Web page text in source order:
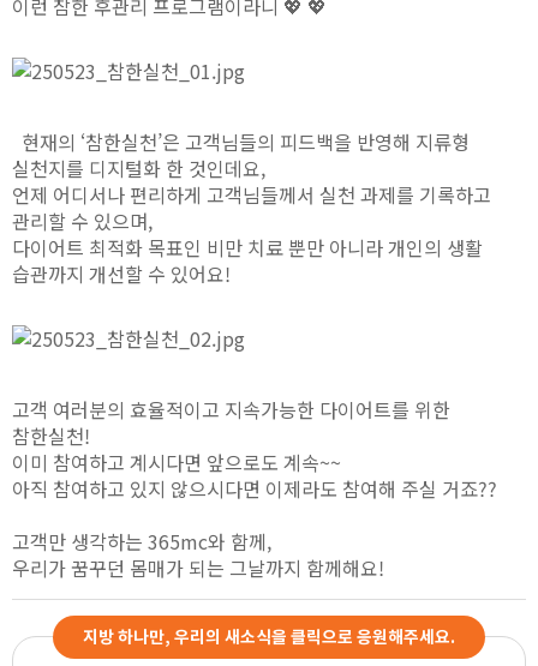
이런 참한 후관리 프로그램이라니 💖 💖
현재의 ‘참한실천’은 고객님들의 피드백을 반영해 지류형
실천지를 디지털화 한 것인데요,
언제 어디서나 편리하게 고객님들께서 실천 과제를 기록하고
관리할 수 있으며,
다이어트 최적화 목표인 비만 치료 뿐만 아니라 개인의 생활
습관까지 개선할 수 있어요!
고객 여러분의 효율적이고 지속가능한 다이어트를 위한
참한실천!
이미 참여하고 계시다면 앞으로도 계속~~
아직 참여하고 있지 않으시다면 이제라도 참여해 주실 거죠??
고객만 생각하는 365mc와 함께,
우리가 꿈꾸던 몸매가 되는 그날까지 함께해요!
지방 하나만, 우리의 새소식을 클릭으로 응원해주세요.